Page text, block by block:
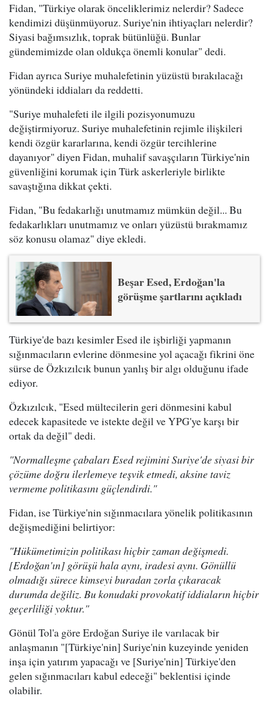
Fidan, "Türkiye olarak önceliklerimiz nelerdir? Sadece
kendimizi düşünmüyoruz. Suriye'nin ihtiyaçları nelerdir?
Siyasi bağımsızlık, toprak bütünlüğü. Bunlar
gündemimizde olan oldukça önemli konular" dedi.
Fidan ayrıca Suriye muhalefetinin yüzüstü bırakılacağı
yönündeki iddiaları da reddetti.
"Suriye muhalefeti ile ilgili pozisyonumuzu
değiştirmiyoruz. Suriye muhalefetinin rejimle ilişkileri
kendi özgür kararlarına, kendi özgür tercihlerine
dayanıyor" diyen Fidan, muhalif savaşçıların Türkiye'nin
güvenliğini korumak için Türk askerleriyle birlikte
savaştığına dikkat çekti.
Fidan, "Bu fedakarlığı unutmamız mümkün değil... Bu
fedakarlıkları unutmamız ve onları yüzüstü bırakmamız
söz konusu olamaz" diye ekledi.
Beşar Esed, Erdoğan'la
görüşme şartlarını açıkladı
Türkiye'de bazı kesimler Esed ile işbirliği yapmanın
sığınmacıların evlerine dönmesine yol açacağı fikrini öne
sürse de Özkızılcık bunun yanlış bir algı olduğunu ifade
ediyor.
Özkızılcık, "Esed mültecilerin geri dönmesini kabul
edecek kapasitede ve istekte değil ve YPG'ye karşı bir
ortak da değil" dedi.
"Normalleşme çabaları Esed rejimini Suriye'de siyasi bir
çözüme doğru ilerlemeye teşvik etmedi, aksine taviz
vermeme politikasını güçlendirdi."
Fidan, ise Türkiye'nin sığınmacılara yönelik politikasının
değişmediğini belirtiyor:
"Hükümetimizin politikası hiçbir zaman değişmedi.
[Erdoğan'ın] görüşü hala aynı, iradesi aynı. Gönüllü
olmadığı sürece kimseyi buradan zorla çıkaracak
durumda değiliz. Bu konudaki provokatif iddiaların hiçbir
geçerliliği yoktur."
Gönül Tol'a göre Erdoğan Suriye ile varılacak bir
anlaşmanın "[Türkiye'nin] Suriye'nin kuzeyinde yeniden
inşa için yatırım yapacağı ve [Suriye'nin] Türkiye'den
gelen sığınmacıları kabul edeceği" beklentisi içinde
olabilir.